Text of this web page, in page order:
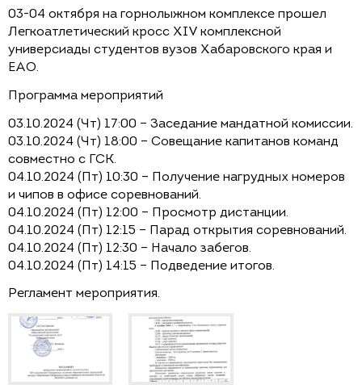
03-04 октября на горнолыжном комплексе прошел
Легкоатлетический кросс ХIV комплексной
универсиады студентов вузов Хабаровского края и
ЕАО.
Программа мероприятий
03.10.2024 (Чт) 17:00 – Заседание мандатной комиссии.
03.10.2024 (Чт) 18:00 – Совещание капитанов команд
совместно с ГСК.
04.10.2024 (Пт) 10:30 – Получение нагрудных номеров
и чипов в офисе соревнований.
04.10.2024 (Пт) 12:00 – Просмотр дистанции.
04.10.2024 (Пт) 12:15 – Парад открытия соревнований.
04.10.2024 (Пт) 12:30 – Начало забегов.
04.10.2024 (Пт) 14:15 – Подведение итогов.
Регламент мероприятия.